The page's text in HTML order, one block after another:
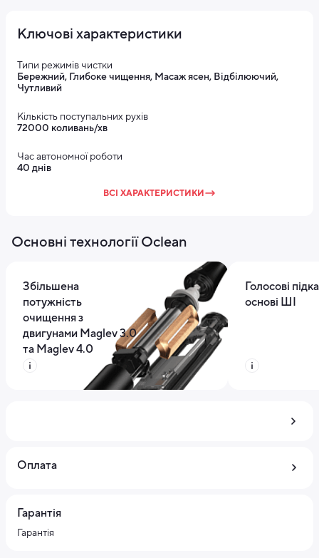
Ключові характеристики
Типи режимів чистки
Бережний, Глибоке чищення, Масаж ясен, Відбілюючий,
Чутливий
Кількість поступальних рухів
72000 коливань/хв
Час автономної роботи
40 днів
ВСІ ХАРАКТЕРИСТИКИ
Основні технології Oclean
Збільшена
потужність
очищення з
двигунами Maglev 3.0
та Maglev 4.0
Голосові
основі ШІ
Оплата
Гарантія
Гарантія